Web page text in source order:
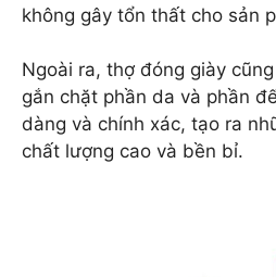
không gây tổn thất cho sản
Ngoài ra, thợ đóng giày
gắn chặt phần da và phần
dàng và chính xác, tạo ra
chất lượng cao và bền bỉ.